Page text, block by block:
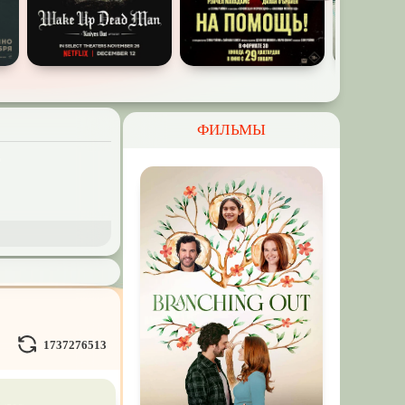
на
1737276513
ФИЛЬМЫ